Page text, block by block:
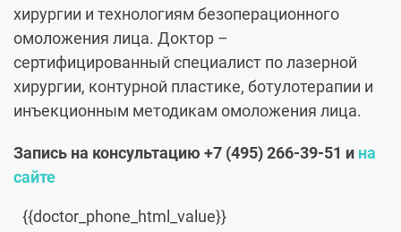
хирургии и технологиям безоперационного
омоложения лица. Доктор –
сертифицированный специалист по лазерной
хирургии, контурной пластике, ботулотерапии и
инъекционным методикам омоложения лица.
Запись на консультацию +7 (495) 266-39-51 и на
сайте
{{doctor_phone_html_value}}